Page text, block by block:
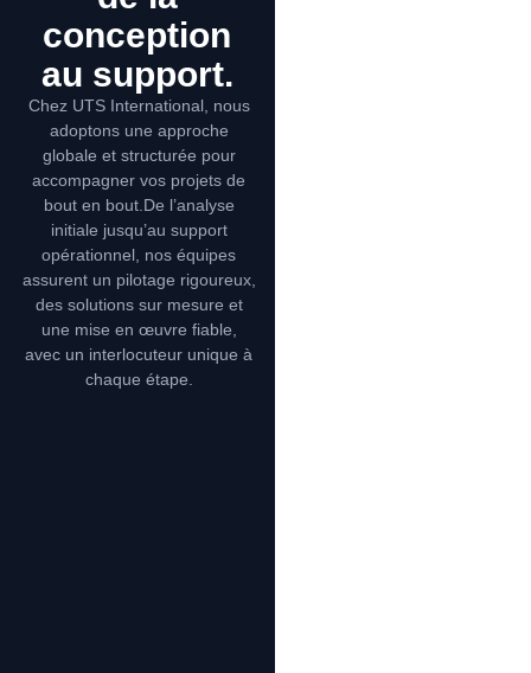
conception
au support.
Chez UTS International, nous
adoptons une approche
globale et structurée pour
accompagner vos projets de
bout en bout.De l’analyse
initiale jusqu’au support
opérationnel, nos équipes
assurent un pilotage rigoureux,
des solutions sur mesure et
une mise en œuvre fiable,
avec un interlocuteur unique à
chaque étape.